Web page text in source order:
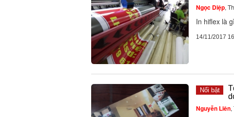
Ngọc Diệp,
In hiflex là
14/11/2017
Nổi bật
Nguyễn Liên,